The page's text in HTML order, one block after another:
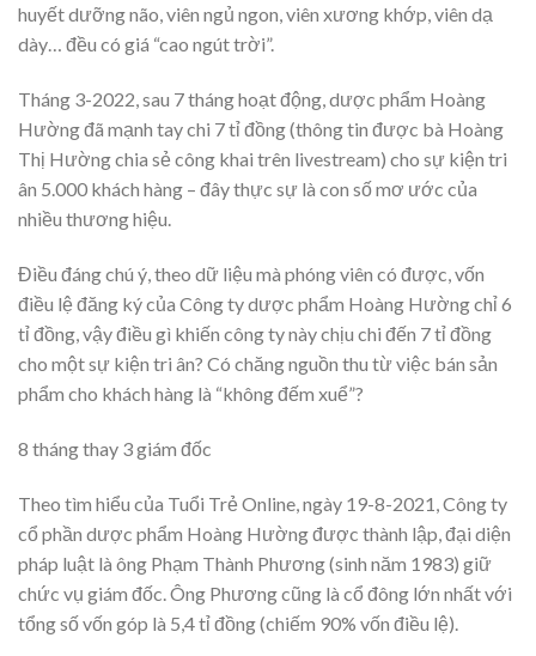
huyết dưỡng não, viên ngủ ngon, viên xương khớp, viên dạ
dày… đều có giá “cao ngút trời”.
Tháng 3-2022, sau 7 tháng hoạt động, dược phẩm Hoàng
Hường đã mạnh tay chi 7 tỉ đồng (thông tin được bà Hoàng
Thị Hường chia sẻ công khai trên livestream) cho sự kiện tri
ân 5.000 khách hàng – đây thực sự là con số mơ ước của
nhiều thương hiệu.
Điều đáng chú ý, theo dữ liệu mà phóng viên có được, vốn
điều lệ đăng ký của Công ty dược phẩm Hoàng Hường chỉ 6
tỉ đồng, vậy điều gì khiến công ty này chịu chi đến 7 tỉ đồng
cho một sự kiện tri ân? Có chăng nguồn thu từ việc bán sản
phẩm cho khách hàng là “không đếm xuể”?
8 tháng thay 3 giám đốc
Theo tìm hiểu của Tuổi Trẻ Online, ngày 19-8-2021, Công ty
cổ phần dược phẩm Hoàng Hường được thành lập, đại diện
pháp luật là ông Phạm Thành Phương (sinh năm 1983) giữ
chức vụ giám đốc. Ông Phương cũng là cổ đông lớn nhất với
tổng số vốn góp là 5,4 tỉ đồng (chiếm 90% vốn điều lệ).